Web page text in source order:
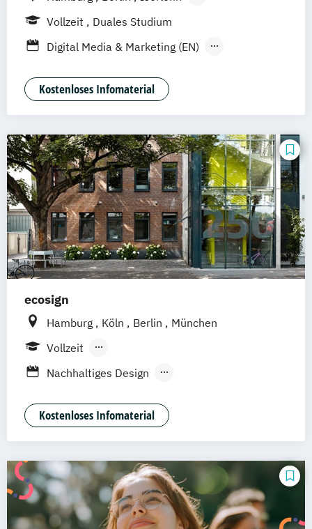
UE Innovation Hub
Vollzeit
Duales Studium
Digital Media & Marketing (EN)
Film & Motion Design (EN)
Fotografie + Neue Medien (EN)
Kommunikationsdesign (EN)
Kostenloses Infomaterial
ecosign
Hamburg Köln Berlin
München
Vollzeit
Berufsbegleitendes Präsenzstudium
Nachhaltiges Design
Nachhaltiges Design Management
Nachhaltiges Design Management
Kostenloses Infomaterial